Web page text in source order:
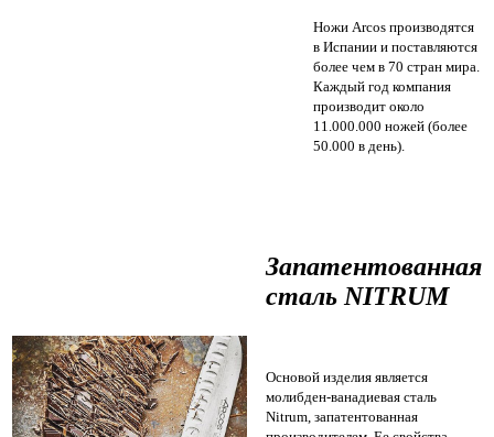
Ножи Arcos производятся
в Испании и поставляются
более чем в 70 стран мира.
Каждый год компания
производит около
11.000.000 ножей (более
50.000 в день).
Запатентованная
сталь NITRUM
Основой изделия является
молибден-ванадиевая сталь
Nitrum, запатентованная